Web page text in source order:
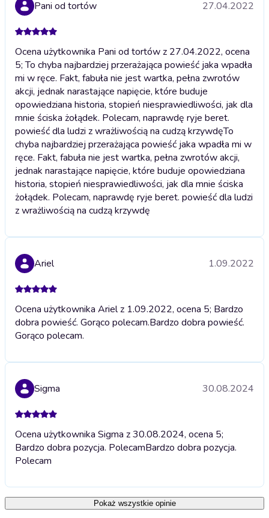
Pani od tortów 27.04.2022
Ocena użytkownika Pani od tortów z 27.04.2022, ocena
5; To chyba najbardziej przerażająca powieść jaka wpadła
mi w ręce. Fakt, fabuła nie jest wartka, pełna zwrotów
akcji, jednak narastające napięcie, które buduje
opowiedziana historia, stopień niesprawiedliwości, jak dla
mnie ściska żołądek. Polecam, naprawdę ryje beret.
powieść dla ludzi z wrażliwością na cudzą krzywdęTo
chyba najbardziej przerażająca powieść jaka wpadła mi w
ręce. Fakt, fabuła nie jest wartka, pełna zwrotów akcji,
jednak narastające napięcie, które buduje opowiedziana
historia, stopień niesprawiedliwości, jak dla mnie ściska
żołądek. Polecam, naprawdę ryje beret. powieść dla ludzi
z wrażliwością na cudzą krzywdę
Ariel 1.09.2022
Ocena użytkownika Ariel z 1.09.2022, ocena 5; Bardzo
dobra powieść. Gorąco polecam.Bardzo dobra powieść.
Gorąco polecam.
Sigma 30.08.2024
Ocena użytkownika Sigma z 30.08.2024, ocena 5;
Bardzo dobra pozycja. PolecamBardzo dobra pozycja.
Polecam
Pokaż wszystkie opinie